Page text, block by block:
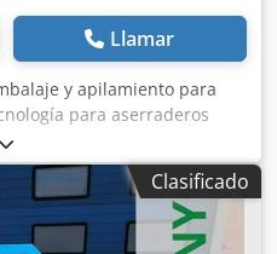
Llamar
y apilamiento para
para aserraderos
madera aserrada Se
embalaje y apilamiento de
y carga automatizadas
es adecuado para
de madera, y
Clasificado